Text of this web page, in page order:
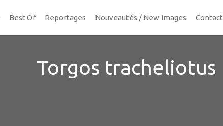
Best Of Reportages Nouveautés / New Images Contact
Torgos tracheliotus